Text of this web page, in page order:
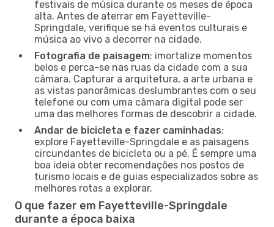
festivais de música durante os meses de época
alta. Antes de aterrar em Fayetteville-
Springdale, verifique se há eventos culturais e
música ao vivo a decorrer na cidade.
Fotografia de paisagem: imortalize momentos
belos e perca-se nas ruas da cidade com a sua
câmara. Capturar a arquitetura, a arte urbana e
as vistas panorâmicas deslumbrantes com o seu
telefone ou com uma câmara digital pode ser
uma das melhores formas de descobrir a cidade.
Andar de bicicleta e fazer caminhadas:
explore Fayetteville-Springdale e as paisagens
circundantes de bicicleta ou a pé. É sempre uma
boa ideia obter recomendações nos postos de
turismo locais e de guias especializados sobre as
melhores rotas a explorar.
O que fazer em Fayetteville-Springdale
durante a época baixa